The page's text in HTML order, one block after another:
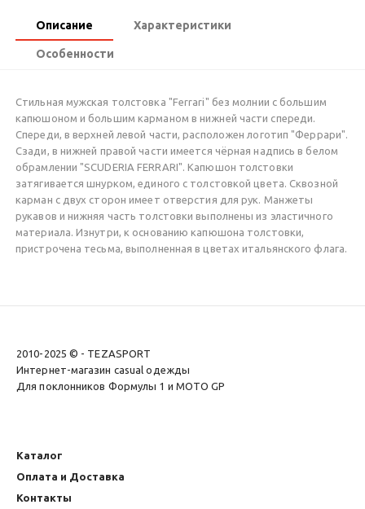
Описание Характеристики
Особенности
Стильная мужская толстовка "Ferrari" без молнии с большим
капюшоном и большим карманом в нижней части спереди.
Спереди, в верхней левой части, расположен логотип "Феррари".
Сзади, в нижней правой части имеется чёрная надпись в белом
обрамлении "SCUDERIA FERRARI". Капюшон толстовки
затягивается шнурком, единого с толстовкой цвета. Сквозной
карман с двух сторон имеет отверстия для рук. Манжеты
рукавов и нижняя часть толстовки выполнены из эластичного
материала. Изнутри, к основанию капюшона толстовки,
пристрочена тесьма, выполненная в цветах итальянского флага.
2010-2025 © - TEZASPORT
Интернет-магазин casual одежды
Для поклонников Формулы 1 и MOTO GP
Каталог
Оплата и Доставка
Контакты